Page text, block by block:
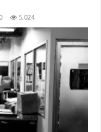
0 5,024